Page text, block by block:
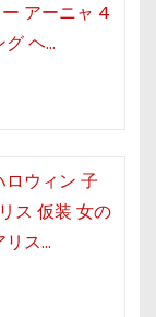
アーニャ 4
グ ヘ…
ロウィン 子
ス 仮装 女の
リス…